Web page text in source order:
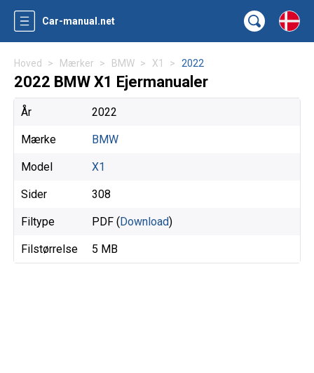
Car-manual.net
Hoved Mærker BMW X1 2022
2022 BMW X1 Ejermanualer
År 2022
Mærke BMW
Model X1
Sider 308
Filtype PDF (Download)
Filstørrelse 5 MB